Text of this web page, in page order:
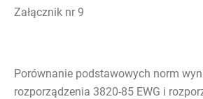
Załącznik nr 9
Porównanie podstawowych norm
rozporządzenia 3820-85 EWG i